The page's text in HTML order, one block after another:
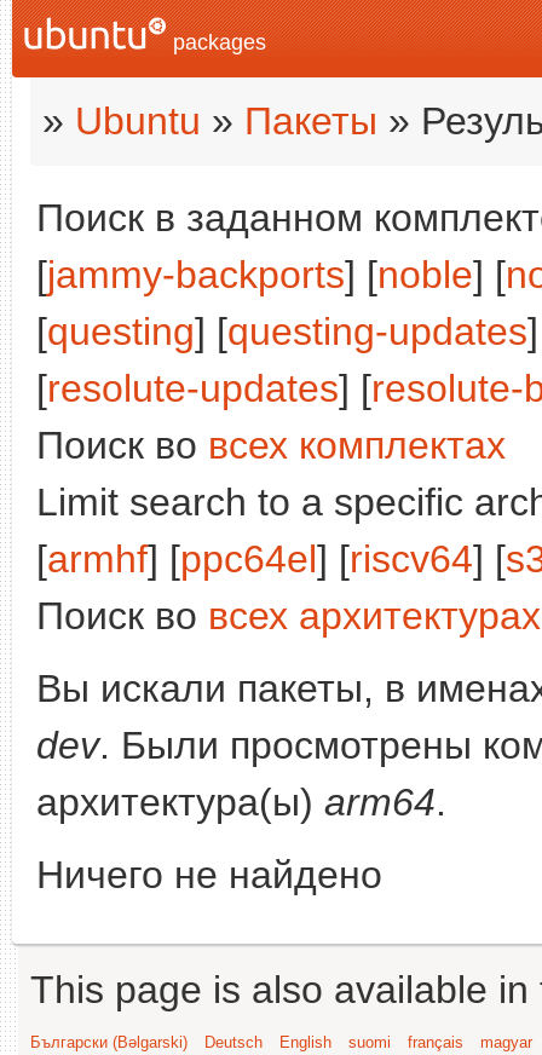
packages
» Ubuntu » Пакеты »
Поиск в заданном
[jammy-backports] [noble] [
[questing] [questing-updates
[resolute-updates] [resolute-
Поиск во всех комплектах
Limit search to a specific
[armhf] [ppc64el] [riscv64] [
Поиск во всех архитектурах
Вы искали пакеты, в
dev. Были просмотрены
архитектура(ы) arm64.
Ничего не найдено
This page is also available
Български (Bəlgarski) Deutsch English suomi français
magyar